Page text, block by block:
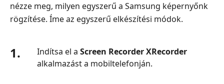
nézze meg, milyen egyszerű a Samsung képernyőnk
rögzítése. Íme az egyszerű elkészítési módok.
1. Indítsa el a Screen Recorder XRecorder
alkalmazást a mobiltelefonján.